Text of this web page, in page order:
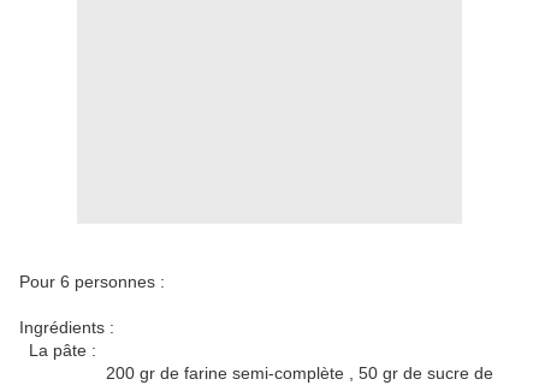
Pour 6 personnes :
Ingrédients :
La pâte :
200 gr de farine semi-complète , 50 gr de sucre de